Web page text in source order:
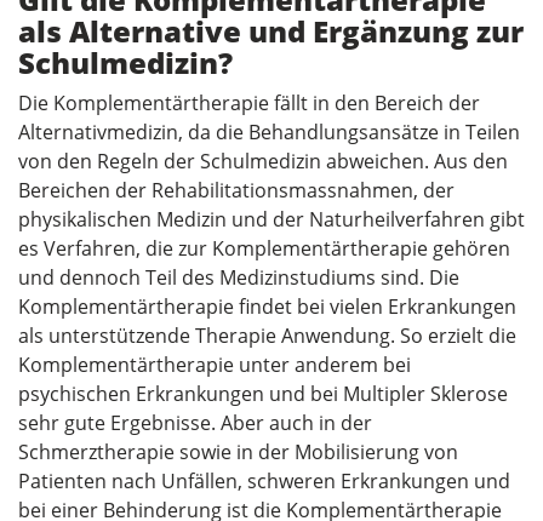
als Alternative und Ergänzung zur
Schulmedizin?
Die Komplementärtherapie fällt in den Bereich der
Alternativmedizin, da die Behandlungsansätze in Teilen
von den Regeln der Schulmedizin abweichen. Aus den
Bereichen der Rehabilitationsmassnahmen, der
physikalischen Medizin und der Naturheilverfahren gibt
es Verfahren, die zur Komplementärtherapie gehören
und dennoch Teil des Medizinstudiums sind. Die
Komplementärtherapie findet bei vielen Erkrankungen
als unterstützende Therapie Anwendung. So erzielt die
Komplementärtherapie unter anderem bei
psychischen Erkrankungen und bei Multipler Sklerose
sehr gute Ergebnisse. Aber auch in der
Schmerztherapie sowie in der Mobilisierung von
Patienten nach Unfällen, schweren Erkrankungen und
bei einer Behinderung ist die Komplementärtherapie